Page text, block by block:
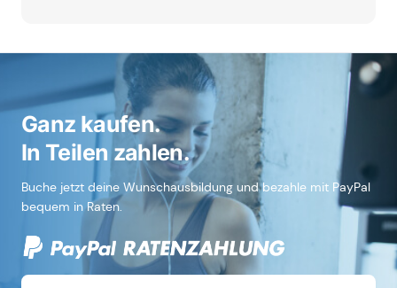
Ganz kaufen.
In Teilen zahlen.
Buche jetzt deine Wunschausbildung und bezahle mit PayPal
bequem in Raten.